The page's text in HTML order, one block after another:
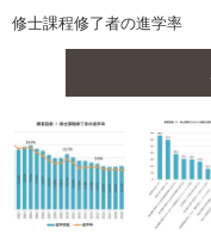
修士課程修了者の進学率